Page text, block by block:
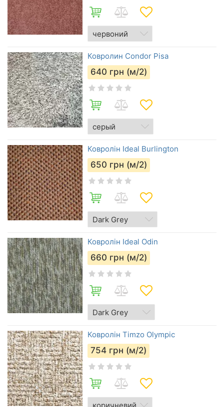
Ковролин Condor Pisa
640 грн (м/2)
Ковролін Ideal Burlington
650 грн (м/2)
Ковролін Ideal Odin
660 грн (м/2)
Ковролін Timzo Olympic
754 грн (м/2)